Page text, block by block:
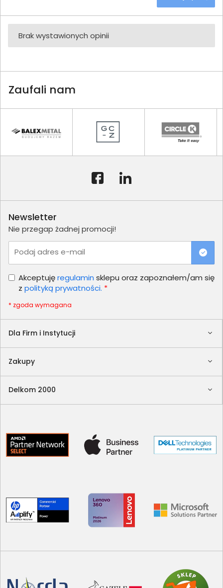
Brak wystawionych opinii
Zaufali nam
Dla Firm i Instytucji
Zakupy
Delkom 2000
Newsletter
Nie przegap żadnej promocji!
Podaj adres e-mail
Akceptujęregulamin sklepu oraz zapoznałem/am się
z polityką prywatności. *
* zgoda wymagana